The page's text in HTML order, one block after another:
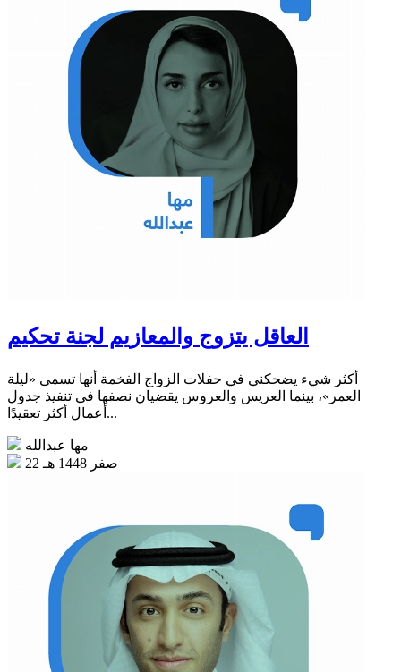
العاقل يتزوج والمعازيم لجنة تحكيم
أكثر شيء يضحكني في حفلات الزواج الفخمة أنها تسمى «ليلة
العمر»، بينما العريس والعروس يقضيان نصفها في تنفيذ جدول
أعمال أكثر تعقيدًا...
مها عبدالله
22 صفر 1448 هـ